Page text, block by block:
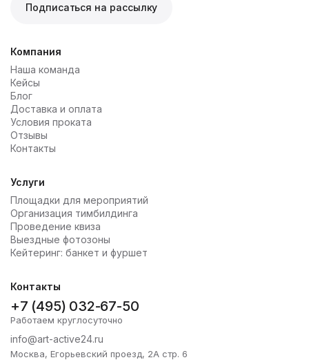
Подписаться на рассылку
Компания
Наша команда
Кейсы
Блог
Доставка и оплата
Условия проката
Отзывы
Контакты
Услуги
Площадки для мероприятий
Организация тимбилдинга
Проведение квиза
Выездные фотозоны
Кейтеринг: банкет и фуршет
Контакты
+7 (495) 032-67-50
Работаем круглосуточно
info@art-active24.ru
Москва, Егорьевский проезд, 2А стр. 6